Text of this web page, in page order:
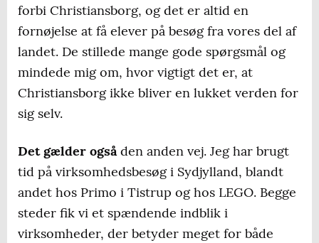
forbi Christiansborg, og det er altid en
fornøjelse at få elever på besøg fra vores del af
landet. De stillede mange gode spørgsmål og
mindede mig om, hvor vigtigt det er, at
Christiansborg ikke bliver en lukket verden for
sig selv.
Det gælder ogsåden anden vej. Jeg har brugt
tid på virksomhedsbesøg i Sydjylland, blandt
andet hos Primo i Tistrup og hos LEGO. Begge
steder fik vi et spændende indblik i
virksomheder, der betyder meget for både